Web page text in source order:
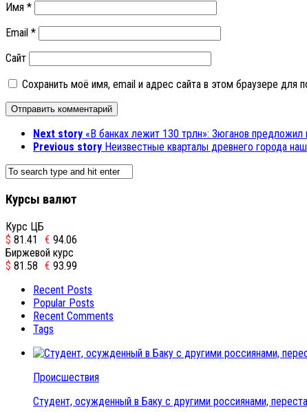
Имя *
Email *
Сайт
Сохранить моё имя, email и адрес сайта в этом браузере для
Next story «В банках лежит 130 трлн»: Зюганов
Previous story Неизвестные кварталы древнего города
Курсы валют
Курс ЦБ
$ 81.41 € 94.06
Биржевой курс
$ 81.58 € 93.99
Recent Posts
Popular Posts
Recent Comments
Tags
Происшествия
Студент, осужденный в Баку с другими россиянами,